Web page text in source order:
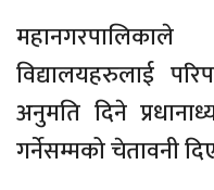
विद्यालयहरुलाई
अनुमति दिने
गर्नेसम्मको चेतावनी